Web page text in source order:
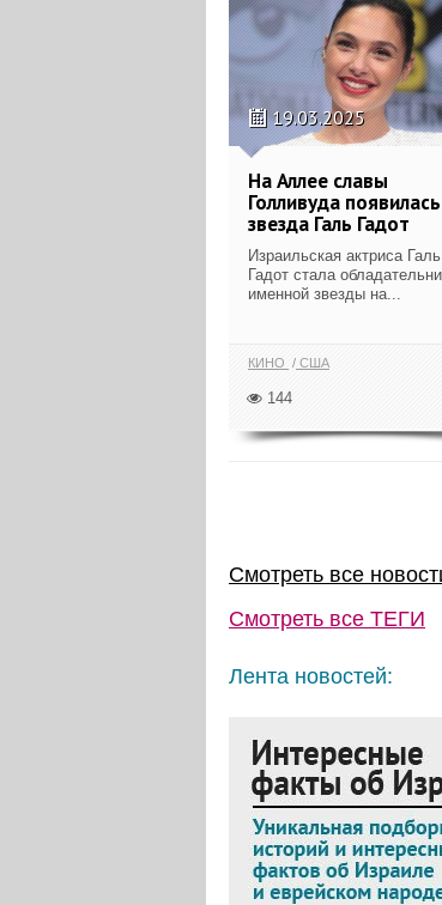
19.03.2025
На Аллее славы
Голливуда появилась
звезда Галь Гадот
Израильская актриса Галь
Гадот стала
именной звезды на...
КИНО США
144
Смотреть все
Смотреть все ТЕГИ
Лента новостей: